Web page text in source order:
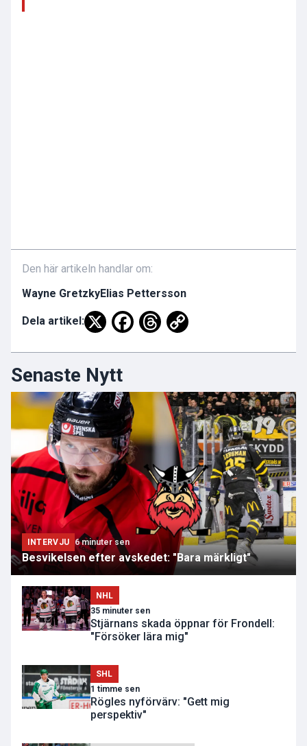
Den här artikeln handlar om:
Wayne GretzkyElias Pettersson
Dela artikel:
Senaste Nytt
INTERVJU 6 minuter sen
Besvikelsen efter avskedet: "Bara märkligt"
NHL
35 minuter sen
Stjärnans skada öppnar för Frondell:
"Försöker lära mig"
SHL
1 timme sen
Rögles nyförvärv: "Gett mig
perspektiv"